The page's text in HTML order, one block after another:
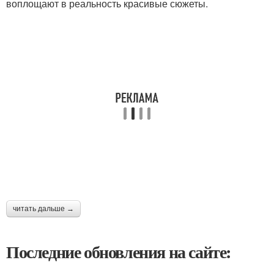
воплощают в реальность красивые сюжеты.
читать дальше →
Последние обновления на сайте: